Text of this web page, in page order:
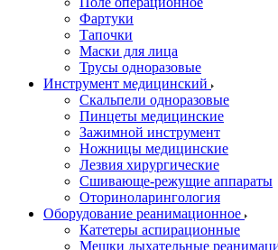
Фартуки
Тапочки
Маски для лица
Трусы одноразовые
Инструмент медицинский
Скальпели одноразовые
Пинцеты медицинские
Зажимной инструмент
Ножницы медицинские
Лезвия хирургические
Сшивающе-режущие аппараты
Оториноларингология
Оборудование реанимационное
Катетеры аспирационные
Мешки дыхательные